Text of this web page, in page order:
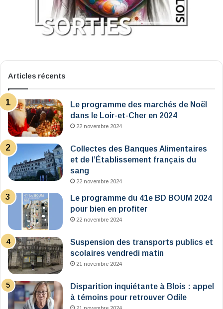
Articles récents
Le programme des marchés de Noël
dans le Loir-et-Cher en 2024
22 novembre 2024
Collectes des Banques Alimentaires
et de l’Établissement français du
sang
22 novembre 2024
Le programme du 41e BD BOUM 2024
pour bien en profiter
22 novembre 2024
Suspension des transports publics et
scolaires vendredi matin
21 novembre 2024
Disparition inquiétante à Blois : appel
à témoins pour retrouver Odile